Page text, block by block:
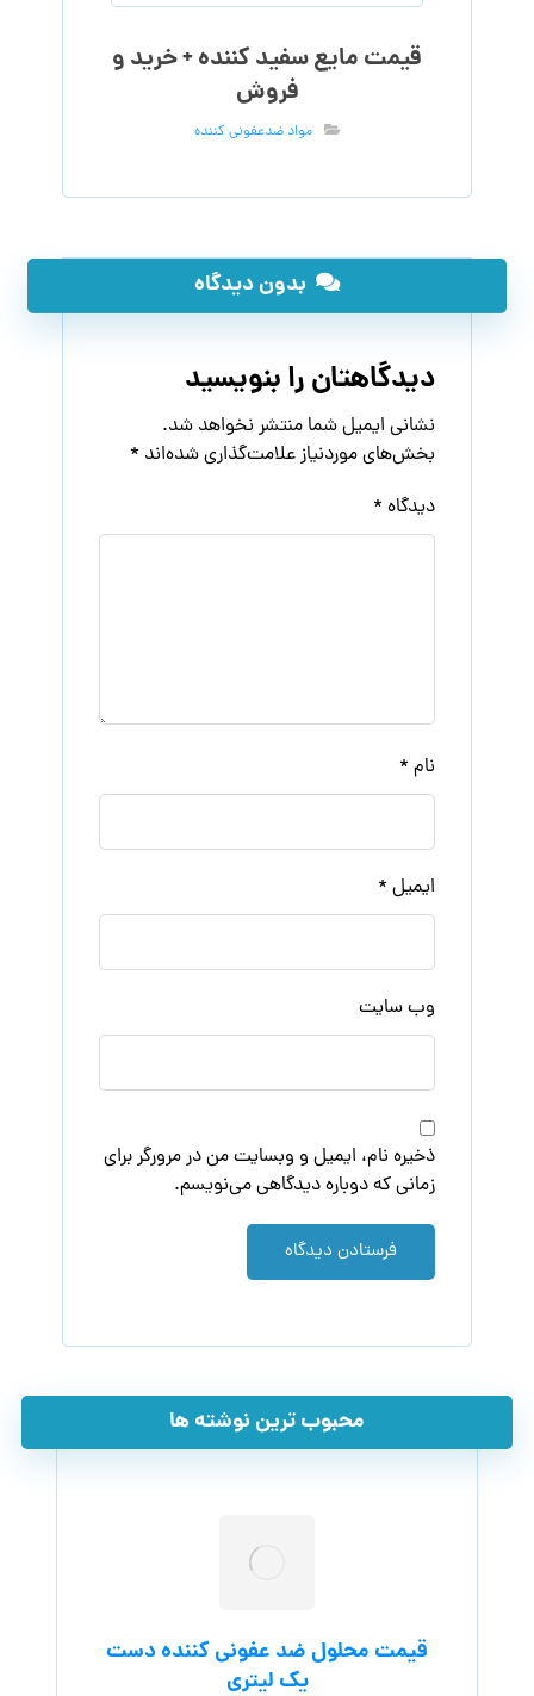
قیمت مایع سفید کننده + خرید و
فروش
مواد ضدعفونی کننده
بدون دیدگاه
دیدگاهتان را بنویسید
نشانی ایمیل شما منتشر نخواهد شد.
بخش‌های موردنیاز علامت‌گذاری شده‌اند *
دیدگاه *
نام *
ایمیل *
وب‌ سایت
ذخیره نام، ایمیل و وبسایت من در مرورگر برای
زمانی که دوباره دیدگاهی می‌نویسم.
فرستادن دیدگاه
محبوب ترین نوشته ها
قیمت محلول ضد عفونی کننده دست
یک لیتری